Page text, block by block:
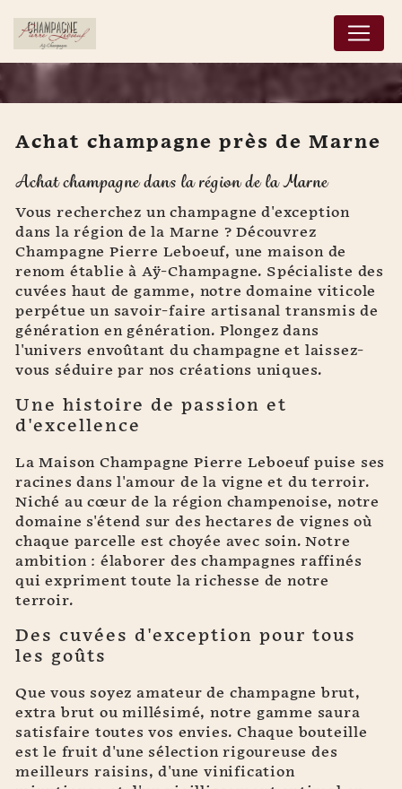
Achat champagne près
de Marne
Achat champagne près de Marne
Achat champagne dans la région de la Marne
Vous recherchez un champagne d'exception
dans la région de la Marne ? Découvrez
Champagne Pierre Leboeuf, une maison de
renom établie à Aÿ-Champagne. Spécialiste des
cuvées haut de gamme, notre domaine viticole
perpétue un savoir-faire artisanal transmis de
génération en génération. Plongez dans
l'univers envoûtant du champagne et laissez-
vous séduire par nos créations uniques.
Une histoire de passion et
d'excellence
La Maison Champagne Pierre Leboeuf puise ses
racines dans l'amour de la vigne et du terroir.
Niché au cœur de la région champenoise, notre
domaine s'étend sur des hectares de vignes où
chaque parcelle est choyée avec soin. Notre
ambition : élaborer des champagnes raffinés
qui expriment toute la richesse de notre
terroir.
Des cuvées d'exception pour tous
les goûts
Que vous soyez amateur de champagne brut,
extra brut ou millésimé, notre gamme saura
satisfaire toutes vos envies. Chaque bouteille
est le fruit d'une sélection rigoureuse des
meilleurs raisins, d'une vinification